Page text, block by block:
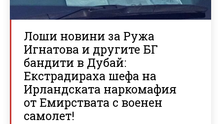
Лоши новини за Ружа
Игнатова и другите БГ
бандити в Дубай:
Екстрадираха шефа на
Ирландската наркомафия
от Емирствата с военен
самолет!